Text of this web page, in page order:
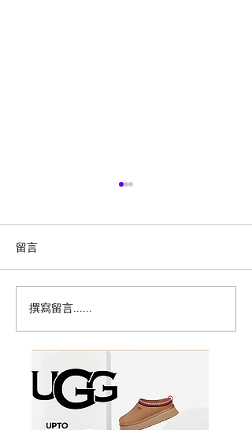
历史新低！Samsonite 新
秀丽 Winfield 2 全PC
20+28寸 黑色拉杆行李箱2
件套1.7折
留言
撰寫留言......